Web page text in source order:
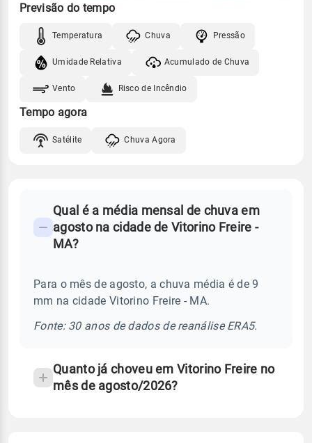
Previsão do tempo
Temperatura Chuva Pressão
Umidade Relativa Acumulado de Chuva
Vento Risco de Incêndio
Tempo agora
Satélite Chuva Agora
Perguntas
frequentes
chuva
temperatura
Qual é a média mensal de chuva em
agosto na cidade de Vitorino Freire -
MA?
Para o mês de agosto, a chuva média é de 9
mm na cidade Vitorino Freire - MA.
Fonte: 30 anos de dados de reanálise ERA5.
Quanto já choveu em Vitorino Freire no
mês de agosto/2026?